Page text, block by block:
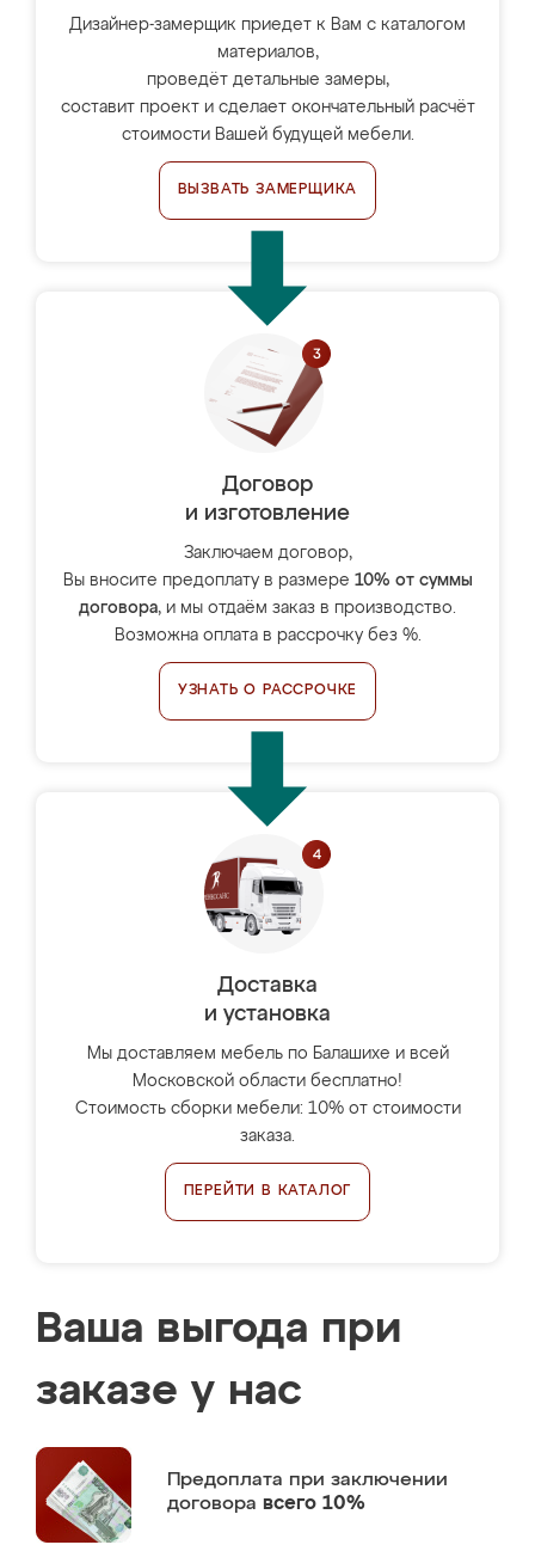
Дизайнер-замерщик приедет к Вам с каталогом
материалов,
проведёт детальные замеры,
составит проект и сделает окончательный расчёт
стоимости Вашей будущей мебели.
ВЫЗВАТЬ ЗАМЕРЩИКА
Договор
и изготовление
Заключаем договор,
Вы вносите предоплату в размере 10% от суммы
договора, и мы отдаём заказ в производство.
Возможна оплата в рассрочку без %.
УЗНАТЬ О РАССРОЧКЕ
Доставка
и установка
Мы доставляем мебель по Балашихе и всей
Московской области бесплатно!
Стоимость сборки мебели: 10% от стоимости
заказа.
ПЕРЕЙТИ В КАТАЛОГ
Ваша выгода при
заказе у нас
Предоплата при заключении
договора всего 10%